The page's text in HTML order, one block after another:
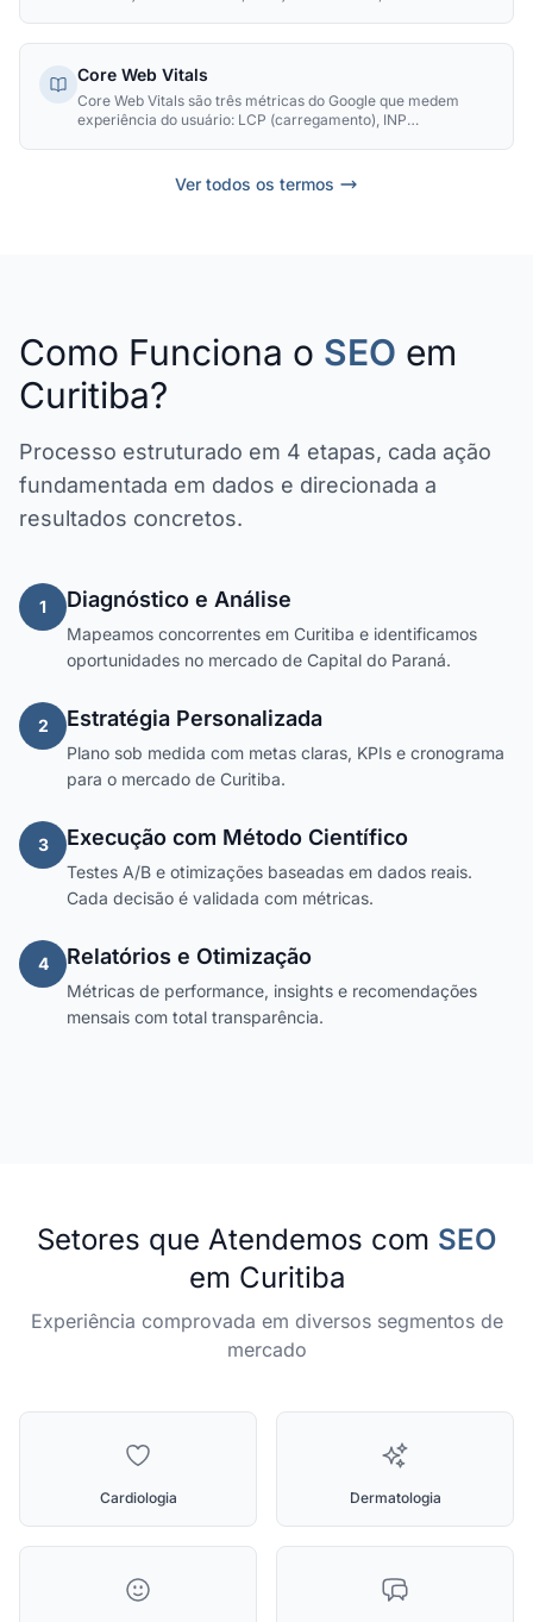
Core Web Vitals
Core Web Vitals são três métricas do Google que medem
experiência do usuário: LCP (carregamento), INP
Ver todos os termos
Como Funciona o SEO em
Curitiba?
Processo estruturado em 4 etapas, cada ação
fundamentada em dados e direcionada a
resultados concretos.
1 Diagnóstico e Análise
Mapeamos concorrentes em Curitiba e identificamos
oportunidades no mercado de Capital do Paraná.
2 Estratégia Personalizada
Plano sob medida com metas claras, KPIs e cronograma
para o mercado de Curitiba.
3 Execução com Método Científico
Testes A/B e otimizações baseadas em dados reais.
Cada decisão é validada com métricas.
4 Relatórios e Otimização
Métricas de performance, insights e recomendações
mensais com total transparência.
Setores que Atendemos com SEO
em Curitiba
Experiência comprovada em diversos segmentos de
mercado
Cardiologia Dermatologia